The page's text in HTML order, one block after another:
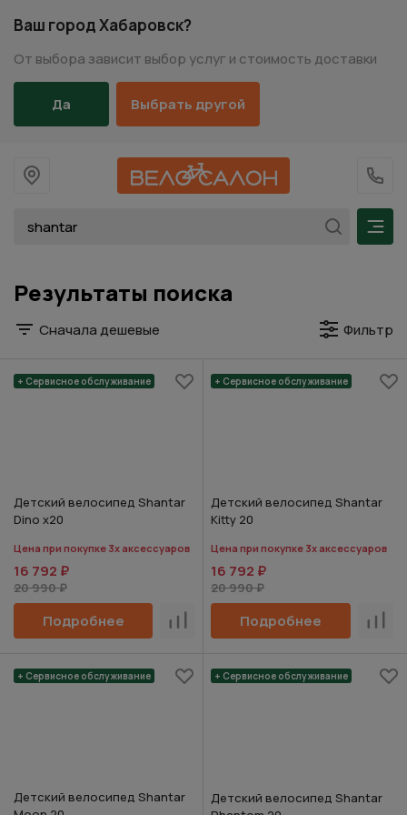
Ваш город Хабаровск?
От выбора зависит выбор услуг и стоимость доставки
Да Выбрать другой
На главную
+7
Результаты поиска
Сначала дешевые Фильтр
+ Сервисное обслуживание
Детский велосипед Shantar
Dino х20
Цена при покупке 3х аксессуаров
16 792 ₽
20 990 ₽
Подробнее Сравнить
+ Сервисное обслуживание
Детский велосипед Shantar
Kitty 20
Цена при покупке 3х аксессуаров
16 792 ₽
20 990 ₽
Подробнее
+ Сервисное обслуживание
Детский велосипед Shantar
+ Сервисное обслуживание
Детский велосипед Shantar